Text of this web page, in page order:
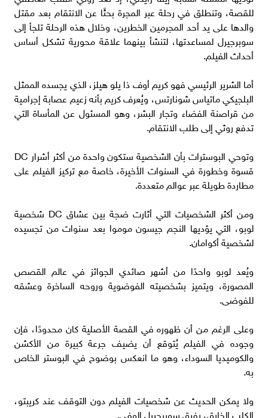
للقصة، وتنطلق في رحلة عبر المجرة بحثًا عن الانتقام بعد مقتل
والدها على يد أحد المجرمين الخطرين، وخلال هذه الرحلة تلجأ إلى
سوبرجيرل لمساعدتها، لتنشأ بينهما علاقة محورية تشكل أساس
أحداث الفيلم.
أما الشرير الرئيسي فهو كريم أوف ذا يلو هيلز، الذي يجسده الممثل
البلجيكي ماتياس شونارتس، ويُعرف كريم بأنه زعيم عصابة إجرامية
من قراصنة الفضاء وتجار البشر، وهو المسئول عن المأساة التي
تدفع روثي إلى طلب الانتقام.
وتوحي البوسترات بأن الشخصية ستكون واحدة من أكثر أشرار DC
قسوة وخطورة في السنوات الأخيرة، خاصة مع تركيز الفيلم على
مطاردة طويلة عبر عوالم متعددة.
ومن أكثر الشخصيات التي أثارت ضجة بين عشاق DC شخصية
لوبو، التي يؤديها النجم جيسون موموا بعد سنوات من تجسيده
لشخصية أكوامان.
ويُعد لوبو واحدًا من أشهر صائدي الجوائز في عالم القصص
المصورة، ويتميز بشخصيته الفوضوية وروحه الساخرة وعشقه
للفوضى.
وعلى الرغم من أن ظهوره في القصة الأصلية كان محدودًا، فإن
وجوده في الفيلم يُتوقع أن يضيف جرعة كبيرة من الأكشن
والكوميديا السوداء، وهو ما انعكس بوضوح في البوستر الخاص
به.
ولا يمكن الحديث عن شخصيات الفيلم دون التوقف عند كريبتو،
الكلب الخارق، رفيق سوبرجيرل الوفي.